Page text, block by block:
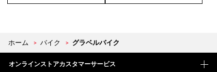
ホーム > バイク > グラベルバイク
オンラインストアカスタマーサービス